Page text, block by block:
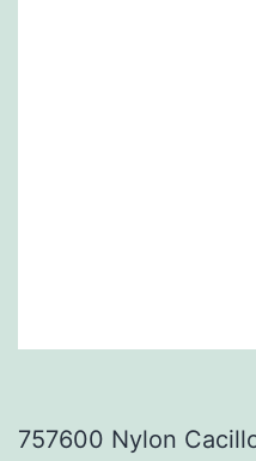
757600 Nylon